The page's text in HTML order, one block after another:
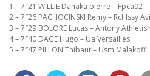
1 – 7″21 WILLIE Danaka pierre – Fpca92
2 – 7″26 PACHOCINSKI Remy – Rcf Issy
3 – 7″29 BOLORE Lucas – Antony
4 – 7″40 DAGE Hugo – Ua Versailles
5 – 7″47 PILLON Thibaut – Usm Malakoff